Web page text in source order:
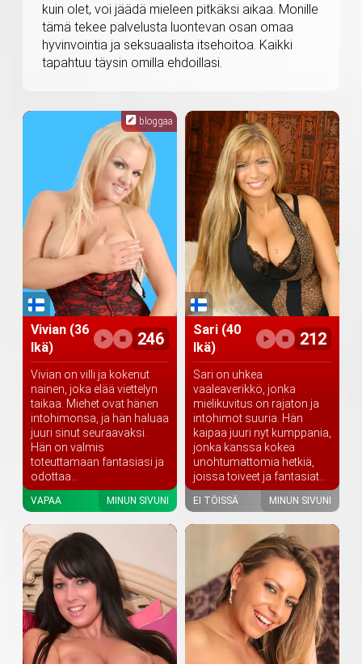
kuin olet, voi jäädä mieleen pitkäksi aikaa. Monille
tämä tekee palvelusta luontevan osan omaa
hyvinvointia ja seksuaalista itsehoitoa. Kaikki
tapahtuu täysin omilla ehdoillasi.
bloggaa
Vivian (36
Ikä)
246
Vivian on villi ja kokenut
nainen, joka elää viettelyn
taikaa. Miehet ovat hänen
intohimonsa, ja hän haluaa
juuri sinut seuraavaksi.
Hän on valmis
toteuttamaan fantasiasi ja
odottaa...
VAPAA MINUN SIVUNI
Sari (40
Ikä)
212
Sari on uhkea
vaaleaverikkö, jonka
mielikuvitus on rajaton ja
intohimot suuria. Hän
kaipaa juuri nyt kumppania,
jonka kanssa kokea
unohtumattomia hetkiä,
joissa toiveet ja fantasiat...
EI TÖISSÄ MINUN SIVUNI